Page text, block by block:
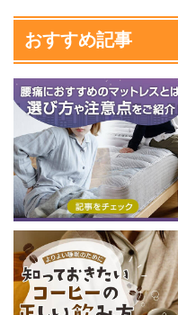
おすすめ記事